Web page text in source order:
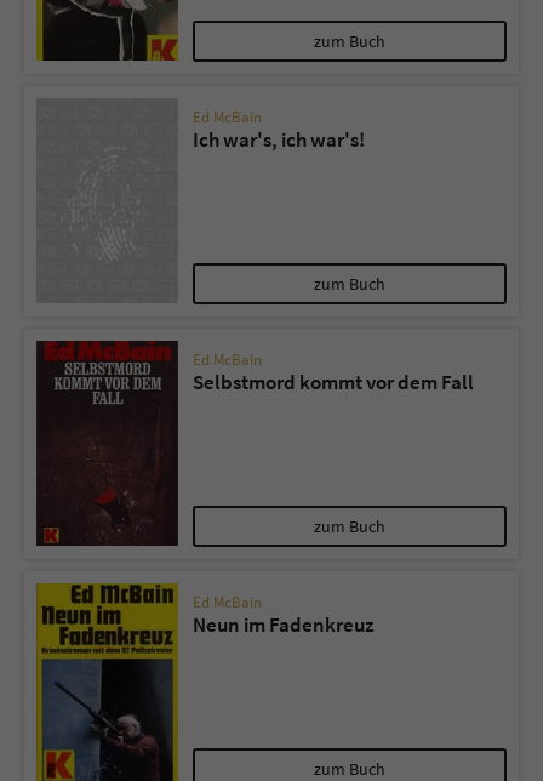
zum Buch
Ed McBain
Ich war's, ich war's!
zum Buch
Ed McBain
Selbstmord kommt vor dem Fall
zum Buch
Ed McBain
Neun im Fadenkreuz
zum Buch